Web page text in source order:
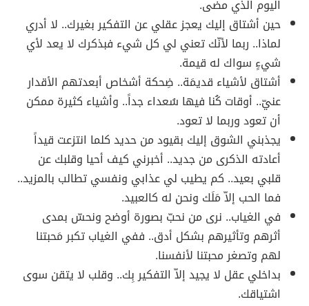
اليوم الذي مضى.
حين أشتاق إليك يعجز عقلي عن التفكير بغيرك.. لا أدري
لماذا.. ربما لأنّك تعني لي كل شيء فبذكرك لا يعد لأي
شيءٍ سواك له قيمة.
أشتاق لأشياء قديمَة.. ضِحكة أشخاص أبعدتهم الأقدار
عنيّ.. أوقات كُنا فيها سُعداء جداً.. وأشياء كثيرة ممكن
أن تعود وربما لا تعود.
يجذبني الشوق إليك بقيود من حديد كلما انتزعت قيداً
أعادته الذكرى من جديد.. أخبرني كيف أحيا وقلبك عن
قلبي بعيد.. كم يطيب لي عذابي ونفسي تطالب بالمزيد..
فما الحب إلاّ مَلَك ونحن له كالعبيد.
في الغياب.. نرى من نحبّ بصورة أوضح ونحسّ بمدى
أثرهم وتأثيرهم بشكل أدق.. ففي الغياب تكبر مَحبتنا
لهم وتصغر محبتنا لأنفسنا.
بداخلي عقل لا يجيد إلاّ التفكير بِك.. وقلب لا يتقن سوى
اشتياقك.